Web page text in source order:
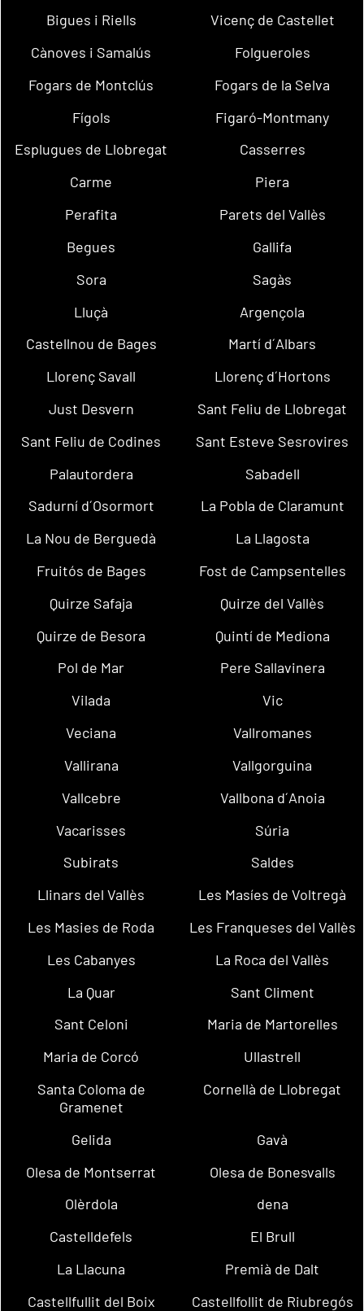
Bigues i Riells
Vicenç de Castellet
Cànoves i Samalús
Folgueroles
Fogars de Montclús
Fogars de la Selva
Fígols
Figaró-Montmany
Esplugues de Llobregat
Casserres
Carme
Piera
Perafita
Parets del Vallès
Begues
Gallifa
Sora
Sagàs
Lluçà
Argençola
Castellnou de Bages
Martí d´Albars
Llorenç Savall
Llorenç d´Hortons
Just Desvern
Sant Feliu de Llobregat
Sant Feliu de Codines
Sant Esteve Sesrovires
Palautordera
Sabadell
Sadurní d´Osormort
La Pobla de Claramunt
La Nou de Berguedà
La Llagosta
Fruitós de Bages
Fost de Campsentelles
Quirze Safaja
Quirze del Vallès
Quirze de Besora
Quintí de Mediona
Pol de Mar
Pere Sallavinera
Vilada
Vic
Veciana
Vallromanes
Vallirana
Vallgorguina
Vallcebre
Vallbona d´Anoia
Vacarisses
Súria
Subirats
Saldes
Llinars del Vallès
Les Masíes de Voltregà
Les Masies de Roda
Les Franqueses del Vallès
Les Cabanyes
La Roca del Vallès
La Quar
Sant Climent
Sant Celoni
Maria de Martorelles
Maria de Corcó
Ullastrell
Santa Coloma de
Gramenet
Cornellà de Llobregat
Gelida
Gavà
Olesa de Montserrat
Olesa de Bonesvalls
Olèrdola
dena
Castelldefels
El Brull
La Llacuna
Premià de Dalt
Castellfullit del Boix
Castellfollit de Riubregós